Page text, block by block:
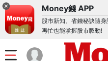
Money錢 APP
股市新知、省錢秘訣隨身
再忙也能掌握股市脈動!